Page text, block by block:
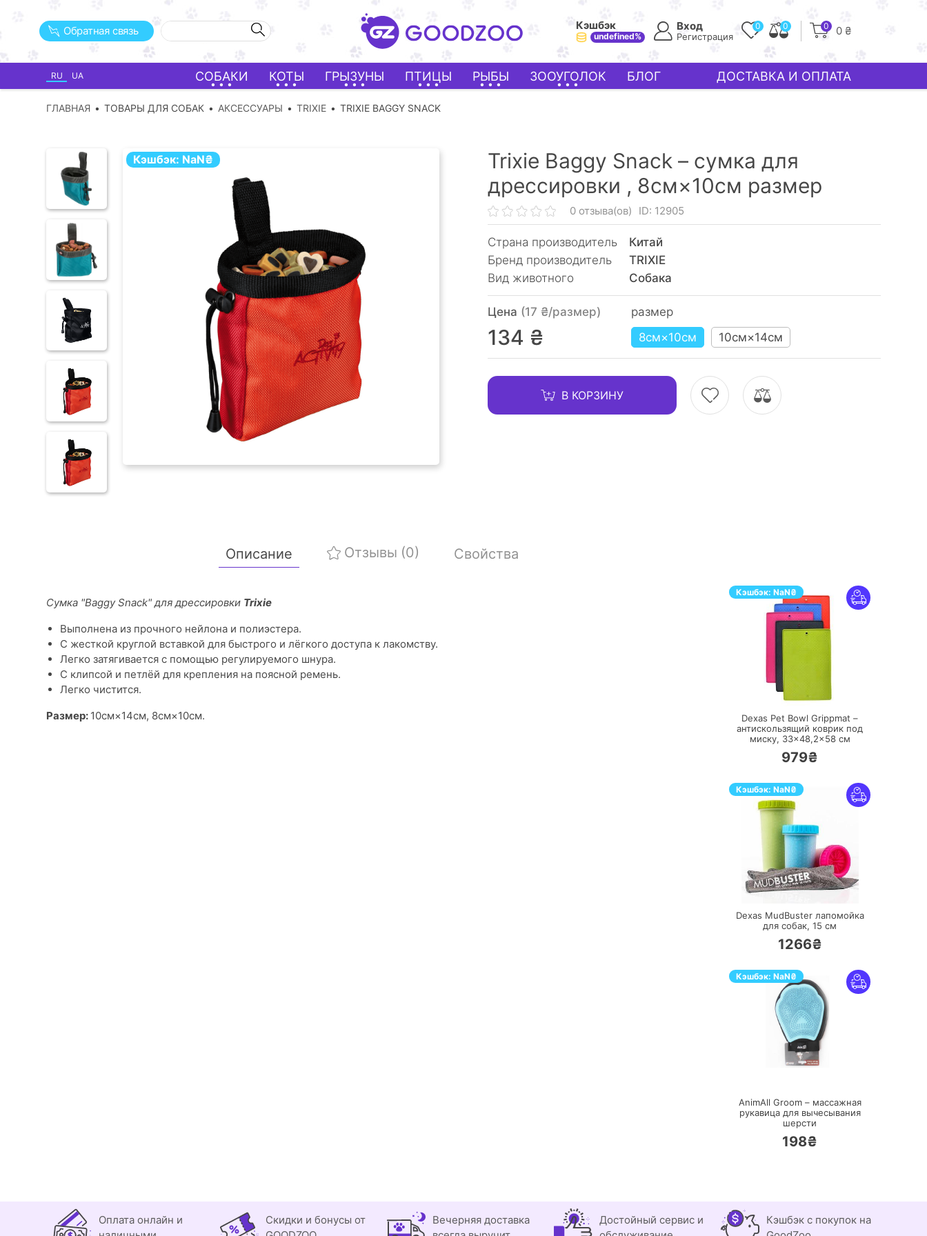
Обратная связь Кэшбэк
undefined%
Вход
Регистрация
0 0 0 0 ₴
RU UA СОБАКИ КОТЫ ГРЫЗУНЫ ПТИЦЫ РЫБЫ ЗООУГОЛОК БЛОГ ДОСТАВКА И ОПЛАТА
ГЛАВНАЯ ТОВАРЫ ДЛЯ СОБАК АКСЕССУАРЫ TRIXIE TRIXIE BAGGY SNACK
Кэшбэк: NaN₴
Trixie Baggy Snack – сумка для
дрессировки , 8см×10см размер
0 отзыва(ов) ID: 12905
Страна производитель
Китай
Бренд производитель
TRIXIE
Вид животного
Собака
Цена (17 ₴/размер)
134 ₴
размер
8см×10см
10см×14см
В КОРЗИНУ
Описание Отзывы (0) Свойства
Сумка "Baggy Snack" для дрессировки Trixie
Выполнена из прочного нейлона и полиэстера.
С жесткой круглой вставкой для быстрого и лёгкого доступа к лакомству.
Легко затягивается с помощью регулируемого шнура.
С клипсой и петлёй для крепления на поясной ремень.
Легко чистится.
Размер: 10см×14см, 8см×10см.
Кэшбэк: NaN₴
ПЕРЕЙТИ
Dexas Pet Bowl Grippmat –
антискользящий коврик под
миску, 33×48,2×58 см
979₴
Кэшбэк: NaN₴
ПЕРЕЙТИ
Dexas MudBuster лапомойка
для собак, 15 см
1266₴
Кэшбэк: NaN₴
AnimAll Groom – массажная
рукавица для вычесывания
шерсти
198₴
Оплата онлайн и
Скидки и бонусы от
Вечерняя доставка
Достойный сервис и
Кэшбэк с покупок на